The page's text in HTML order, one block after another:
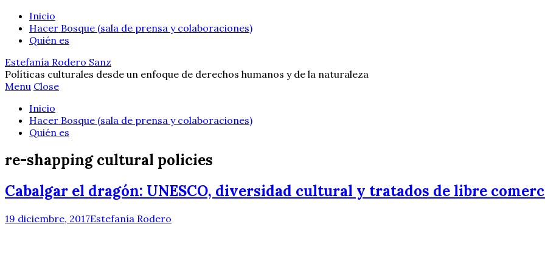
Inicio
Hacer Bosque (sala de prensa y colaboraciones)
Quién es
Estefanía Rodero Sanz
Políticas culturales desde un enfoque de derechos humanos y de la naturaleza
Menu Close
Inicio
Hacer Bosque (sala de prensa y colaboraciones)
Quién es
re-shapping cultural policies
Cabalgar el dragón: UNESCO, diversidad cultural y tratados de libre
19 diciembre, 2017Estefanía Rodero